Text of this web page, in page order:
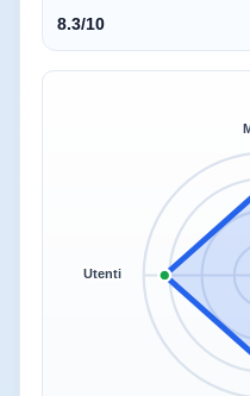
8.3/10
Utenti